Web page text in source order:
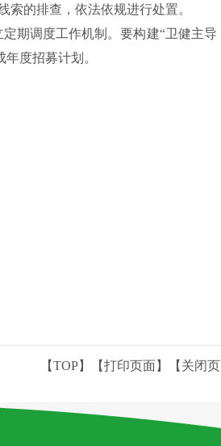
索的排查，依法依规进行处置。
期调度工作机制。要构建“卫健主导
度招募计划。
【TOP】 【打印页面】【 关闭